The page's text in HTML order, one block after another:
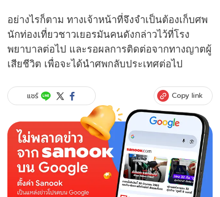
อย่างไรก็ตาม ทางเจ้าหน้าที่จึงจำเป็นต้องเก็บศพ
นักท่องเที่ยวชาวเยอรมันคนดังกล่าวไว้ที่โรง
พยาบาลต่อไป และรอผลการติดต่อจากทางญาตผู้
เสียชีวิต เพื่อจะได้นำศพกลับประเทศต่อไป
แชร์ Copy link